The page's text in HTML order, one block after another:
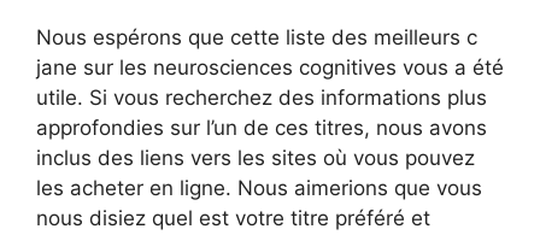
Nous espérons que cette liste des meilleurs c
jane sur les neurosciences cognitives vous a été
utile. Si vous recherchez des informations plus
approfondies sur l’un de ces titres, nous avons
inclus des liens vers les sites où vous pouvez
les acheter en ligne. Nous aimerions que vous
nous disiez quel est votre titre préféré et